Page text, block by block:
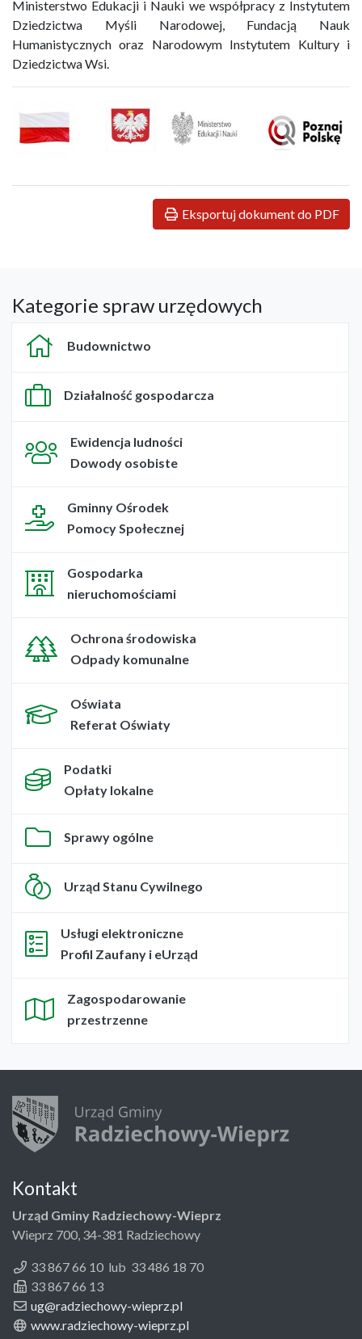
Ministerstwo Edukacji i Nauki we współpracy z Instytutem
Dziedzictwa Myśli Narodowej, Fundacją Nauk
Humanistycznych oraz Narodowym Instytutem Kultury i
Dziedzictwa Wsi.
Eksportuj dokument do PDF
Kategorie spraw urzędowych
Budownictwo
Działalność gospodarcza
Ewidencja ludności
Dowody osobiste
Gminny Ośrodek
Pomocy Społecznej
Gospodarka
nieruchomościami
Ochrona środowiska
Odpady komunalne
Oświata
Referat Oświaty
Podatki
Opłaty lokalne
Sprawy ogólne
Urząd Stanu Cywilnego
Usługi elektroniczne
Profil Zaufany i eUrząd
Zagospodarowanie
przestrzenne
Kontakt
Urząd Gminy Radziechowy-Wieprz
Wieprz 700, 34-381 Radziechowy
33 867 66 10 lub 33 486 18 70
33 867 66 13
ug@radziechowy-wieprz.pl
www.radziechowy-wieprz.pl